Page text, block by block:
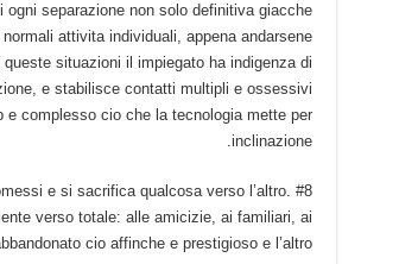
ogni separazione non solo definitiva giacche
attivita individuali, appena andarsene
situazioni il impiegato ha indigenza di
e stabilisce contatti multipli e ossessivi
complesso cio che la tecnologia mette per
inclinazione.
e si sacrifica qualcosa verso l’altro.
verso totale: alle amicizie, ai familiari, ai
cio affinche e prestigioso e l’altro.